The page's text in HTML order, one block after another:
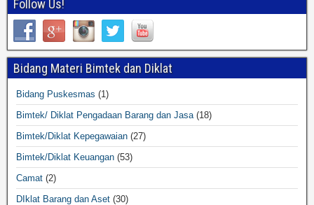
Follow Us!
Bidang Materi Bimtek dan Diklat
Bidang Puskesmas (1)
Bimtek/ Diklat Pengadaan Barang dan Jasa (18)
Bimtek/Diklat Kepegawaian (27)
Bimtek/Diklat Keuangan (53)
Camat (2)
DIklat Barang dan Aset (30)